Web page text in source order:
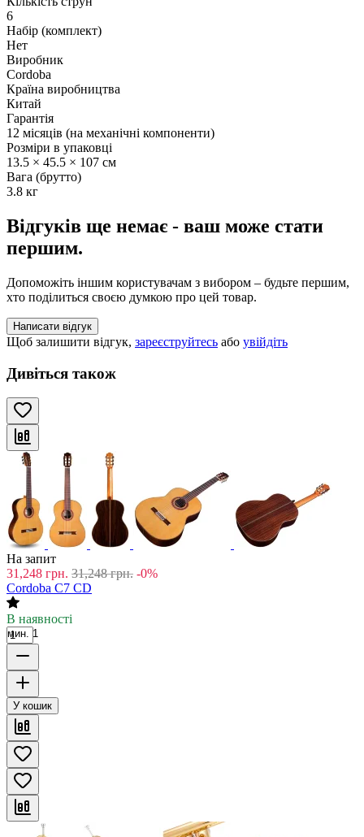
6
Набір (комплект)
Нет
Виробник
Cordoba
Країна виробництва
Китай
Гарантія
12 місяців (на механічні компоненти)
Розміри в упаковці
13.5 × 45.5 × 107 см
Вага (брутто)
3.8 кг
Відгуків ще немає - ваш може стати
першим.
Допоможіть іншим користувачам з вибором – будьте першим,
хто поділиться своєю думкою про цей товар.
Написати відгук
Щоб залишити відгук, зареєструйтесь або увійдіть
Дивіться також
На запит
31,248 грн. 31,248 грн. -0%
Cordoba C7 CD
В наявності
мин. 1
У кошик